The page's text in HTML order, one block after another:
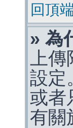
回頂
» 為
上傳
設定
或者
有關